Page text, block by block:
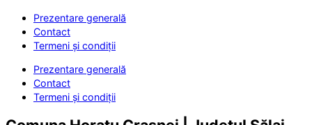
Prezentare generală
Contact
Termeni și condiții
Prezentare generală
Contact
Termeni și condiții